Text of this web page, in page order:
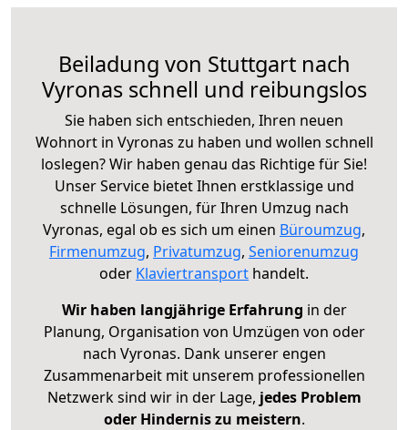
Beiladung von Stuttgart nach
Vyronas schnell und reibungslos
Sie haben sich entschieden, Ihren neuen
Wohnort in Vyronas zu haben und wollen schnell
loslegen? Wir haben genau das Richtige für Sie!
Unser Service bietet Ihnen erstklassige und
schnelle Lösungen, für Ihren Umzug nach
Vyronas, egal ob es sich um einen Büroumzug,
Firmenumzug, Privatumzug, Seniorenumzug
oder Klaviertransport handelt.
Wir haben langjährige Erfahrung in der
Planung, Organisation von Umzügen von oder
nach Vyronas. Dank unserer engen
Zusammenarbeit mit unserem professionellen
Netzwerk sind wir in der Lage, jedes Problem
oder Hindernis zu meistern.